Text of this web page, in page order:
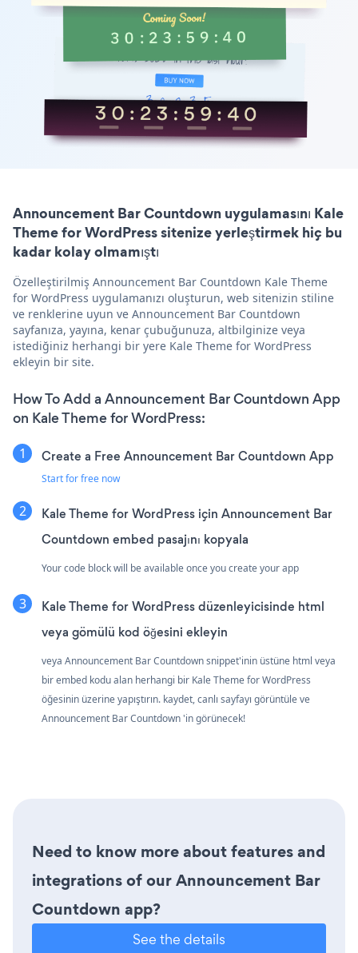
Announcement Bar Countdown uygulamasını Kale
Theme for WordPress sitenize yerleştirmek hiç bu
kadar kolay olmamıştı
Özelleştirilmiş Announcement Bar Countdown Kale Theme
for WordPress uygulamanızı oluşturun, web sitenizin stiline
ve renklerine uyun ve Announcement Bar Countdown
sayfanıza, yayına, kenar çubuğunuza, altbilginize veya
istediğiniz herhangi bir yere Kale Theme for WordPress
ekleyin bir site.
How To Add a Announcement Bar Countdown App
on Kale Theme for WordPress:
Create a Free Announcement Bar Countdown App
Start for free now
Kale Theme for WordPress için Announcement Bar
Countdown embed pasajını kopyala
Your code block will be available once you create your app
Kale Theme for WordPress düzenleyicisinde html
veya gömülü kod öğesini ekleyin
veya Announcement Bar Countdown snippet'inin üstüne html veya
bir embed kodu alan herhangi bir Kale Theme for WordPress
öğesinin üzerine yapıştırın. kaydet, canlı sayfayı görüntüle ve
Announcement Bar Countdown 'in görünecek!
Need to know more about features and
integrations of our Announcement Bar
Countdown app?
See the details